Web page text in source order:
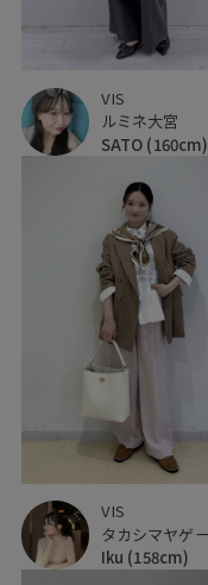
VIS
ルミネ大宮
SATO (160cm)
VIS
Iku (158cm)